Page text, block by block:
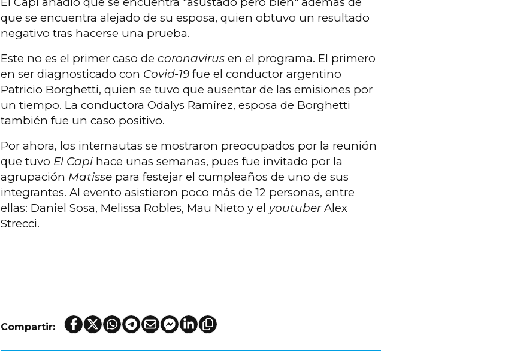
que se encuentra alejado de su esposa, quien obtuvo un resultado
negativo tras hacerse una prueba.
Este no es el primer caso de coronavirus en el programa. El primero
en ser diagnosticado con Covid-19 fue el conductor argentino
Patricio Borghetti, quien se tuvo que ausentar de las emisiones por
un tiempo. La conductora Odalys Ramírez, esposa de Borghetti
también fue un caso positivo.
Por ahora, los internautas se mostraron preocupados por la reunión
que tuvo El Capi hace unas semanas, pues fue invitado por la
agrupación Matisse para festejar el cumpleaños de uno de sus
integrantes. Al evento asistieron poco más de 12 personas, entre
ellas: Daniel Sosa, Melissa Robles, Mau Nieto y el youtuberAlex
Strecci.
Compartir: